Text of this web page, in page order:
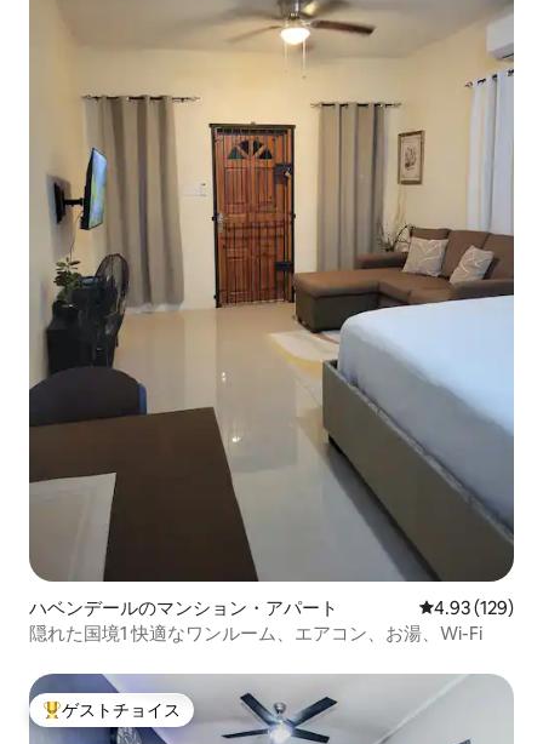
ハベンデールのマンション・アパート レビュー129
4.93 (129)
隠れた国境1 快適なワンルーム、エアコン、お湯、Wi-Fi
大好評のゲストチョイスです。
ゲストチョイス